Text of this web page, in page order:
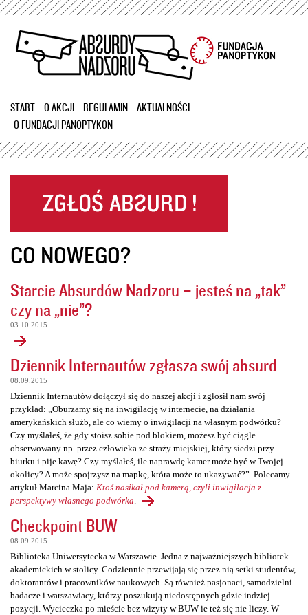
Przejdź
treści
START O AKCJI REGULAMIN
AKTUALNOŚCI
O FUNDACJI PANOPTYKON
CO NOWEGO?
Starcie Absurdów Nadzoru – jesteś na „tak”
czy na „nie”?
03.10.2015
Dziennik Internautów zgłasza swój absurd
08.09.2015
Dziennik Internautów dołączył się do naszej akcji i zgłosił nam swój
przykład: „Oburzamy się na inwigilację w internecie, na działania
amerykańskich służb, ale co wiemy o inwigilacji na własnym podwórku?
Czy myślałeś, że gdy stoisz sobie pod blokiem, możesz być ciągle
obserwowany np. przez człowieka ze straży miejskiej, który siedzi przy
biurku i pije kawę? Czy myślałeś, ile naprawdę kamer może być w Twojej
okolicy? A może spojrzysz na mapkę, która może to ukazywać?”. Polecamy
artykuł Marcina Maja: Ktoś nasikał pod kamerą, czyli inwigilacja z
perspektywy własnego podwórka
Checkpoint BUW
08.09.2015
Biblioteka Uniwersytecka w Warszawie. Jedna z najważniejszych bibliotek
akademickich w stolicy. Codziennie przewijają się przez nią setki studentów,
doktorantów i pracowników naukowych. Są również pasjonaci, samodzielni
badacze i warszawiacy, którzy poszukują niedostępnych gdzie indziej
pozycji. Wycieczka po mieście bez wizyty w BUW-ie też się nie liczy. W